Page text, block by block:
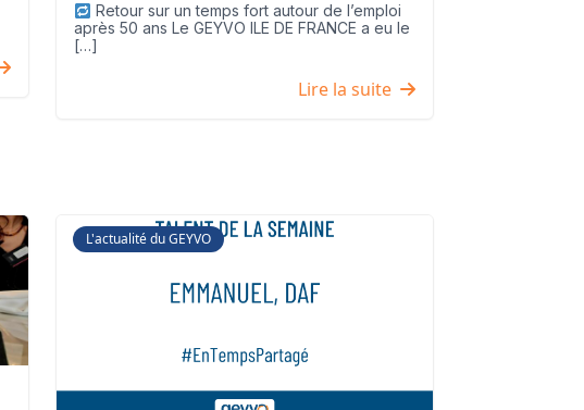
Retour sur un temps fort autour de l’emploi
après 50 ans Le GEYVO ILE DE FRANCE a eu le
[…]
Lire la suite
L'actualité du GEYVO